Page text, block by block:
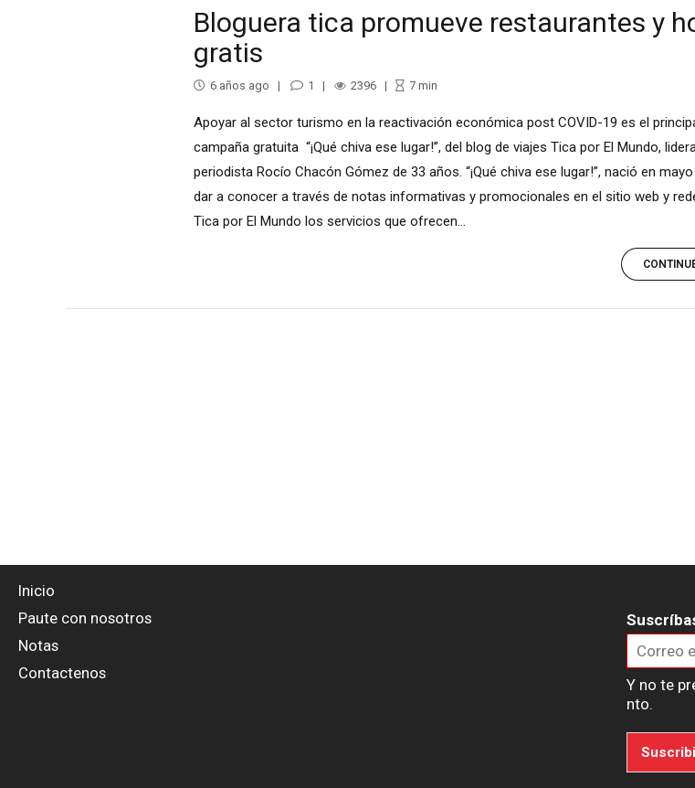
Bloguera tica promueve restaurantes y
gratis
6 años ago 1 2396 7 min
Apoyar al sector turismo en la reactivación económica post COVID-19 es el
campaña gratuita “¡Qué chiva ese lugar!”, del blog de viajes Tica por El Mundo,
periodista Rocío Chacón Gómez de 33 años. “¡Qué chiva ese lugar!”, nació en
dar a conocer a través de notas informativas y promocionales en el sitio web y
Tica por El Mundo los servicios que ofrecen...
Inicio
Paute con nosotros
Notas
Contactenos
Y no te
nto.